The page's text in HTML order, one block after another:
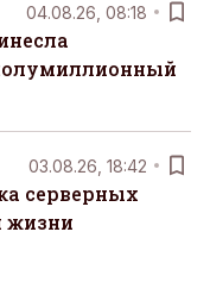
04.08.26, 08:18
03.08.26, 18:42
серверных
жизни